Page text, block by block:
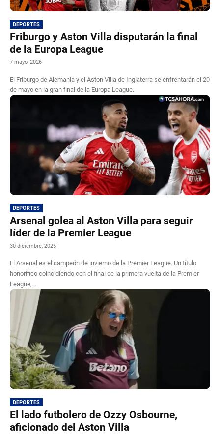
DEPORTES
Friburgo y Aston Villa disputarán la final
de la Europa League
7 mayo, 2026
El Friburgo de Alemania y el Aston Villa de Inglaterra se enfrentarán el 20
de mayo en la gran final de la Europa League.
DEPORTES
Arsenal golea al Aston Villa para seguir
líder de la Premier League
30 diciembre, 2025
El Arsenal es el campeón de invierno de la Premier League. Un título
honorífico coincidiendo con el final de la primera vuelta de la Premier
League,...
DEPORTES
El lado futbolero de Ozzy Osbourne,
aficionado del Aston Villa